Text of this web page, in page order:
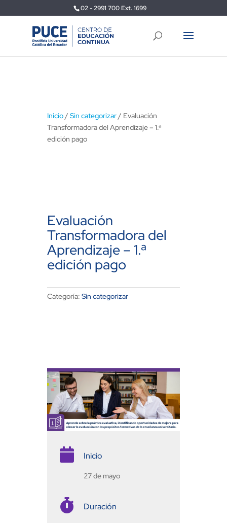
02 - 2991 700 Ext. 1699
Inicio/ Sin categorizar/ Evaluación
Transformadora del Aprendizaje – 1.ª
edición pago
Evaluación
Transformadora del
Aprendizaje – 1.ª
edición pago
Categoría: Sin categorizar
 Inicio
27 de mayo
 Duración